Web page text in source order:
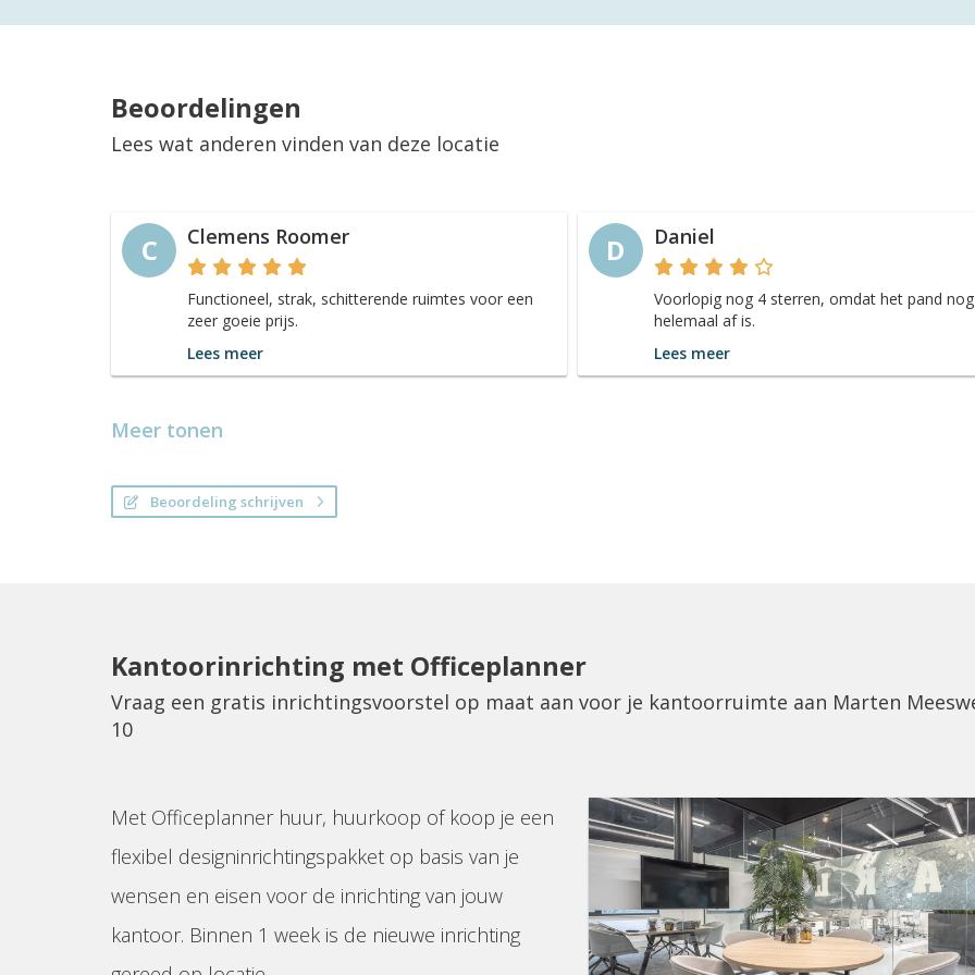
Beoordelingen
Lees wat anderen vinden van deze locatie
C Clemens Roomer
Functioneel, strak, schitterende ruimtes voor een
zeer goeie prijs.
Lees meer
D Daniel
Voorlopig nog 4 sterren, omdat het pand
helemaal af is.
Lees meer
Meer tonen
Beoordeling schrijven
Kantoorinrichting met Officeplanner
Vraag een gratis inrichtingsvoorstel op maat aan voor je kantoorruimte aan Marten
10
Met Officeplanner huur, huurkoop of koop je een
flexibel designinrichtingspakket op basis van je
wensen en eisen voor de inrichting van jouw
kantoor. Binnen 1 week is de nieuwe inrichting